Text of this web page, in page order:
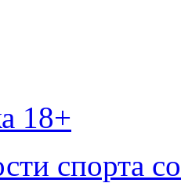
18+
спорта